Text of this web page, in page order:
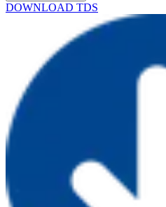
DOWNLOAD TDS